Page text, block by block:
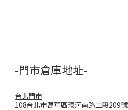
-門市倉庫地址-
台北門市
108台北市萬華區環河南路二段209號